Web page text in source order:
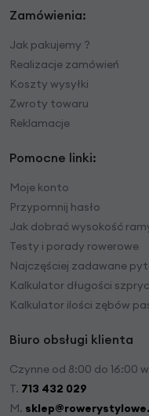
Zamówienia:
Jak pakujemy ?
Realizacje zamówień
Koszty wysyłki
Zwroty towaru
Reklamacje
Pomocne linki:
Moje konto
Przypomnij hasło
Jak dobrać wysokość
Testy i porady rowerowe
Najczęściej zadawane
Kalkulator długości
Kalkulator ilości zębów
Biuro obsługi klienta
Czynne od 8:00 do 16:00
T. 713 432 029
M.